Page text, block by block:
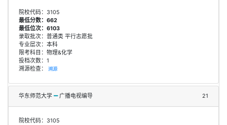
院校代码：3105
最低分数：662
最低位次：6103
录取批次：普通类 平行志愿批
专业层次：本科
限考科目：物理&化学
投档次数：1
溯源检查： 溯源
华东师范大学 广播电视编导 21
院校代码：3105